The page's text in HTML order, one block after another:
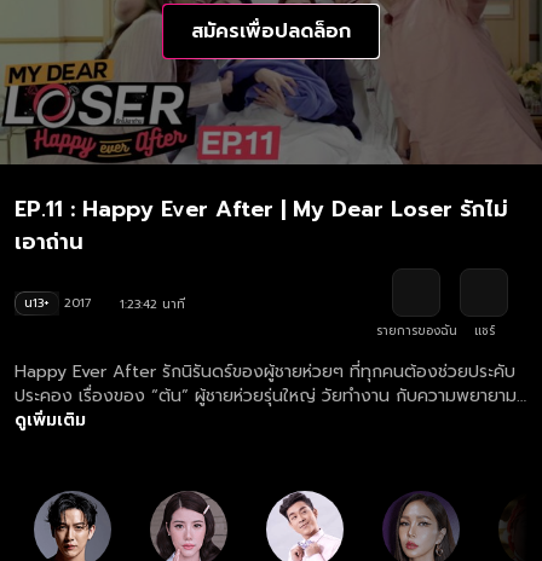
สมัครเพื่อปลดล็อก
EP.11 : Happy Ever After | My Dear Loser รักไม่
เอาถ่าน
น13+ 2017
1:23:42 นาที
รายการของฉัน
แชร์
Happy Ever After รักนิรันดร์ของผู้ชายห่วยๆ ที่ทุกคนต้องช่วยประคับ
ประคอง เรื่องของ “ต้น” ผู้ชายห่วยรุ่นใหญ่ วัยทำงาน กับความพยายาม
ในการประคับประคองความสัมพันธ์ ของเค้ากับ “กอหญ้า” อดีตดาวมหา
ดูเพิ่มเติม